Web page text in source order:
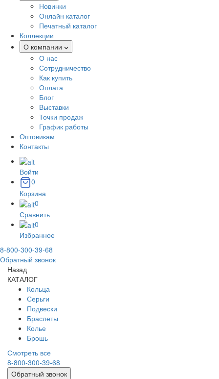
Новинки
Онлайн каталог
Печатный каталог
Коллекции
О компании
О нас
Сотрудничество
Как купить
Оплата
Блог
Выставки
Точки продаж
График работы
Оптовикам
Контакты
Войти
0
Корзина
0
Сравнить
0
Избранное
8-800-300-39-68
Обратный звонок
Назад
КАТАЛОГ
Кольца
Серьги
Подвески
Браслеты
Колье
Брошь
Смотреть все
8-800-300-39-68
Обратный звонок